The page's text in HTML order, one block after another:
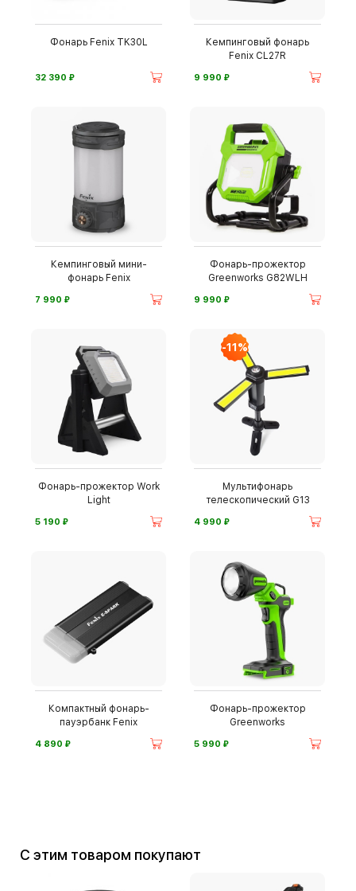
Фонарь Fenix TK30L
32 390 ⃏
Кемпинговый фонарь
Fenix CL27R
9 990 ⃏
Кемпинговый мини-
фонарь Fenix
7 990 ⃏
Фонарь-прожектор
Greenworks G82WLH
9 990 ⃏
Фонарь-прожектор Work
Light
5 190 ⃏
-11%
Мультифонарь
телескопический G13
4 990 ⃏
Компактный фонарь-
пауэрбанк Fenix
4 890 ⃏
Фонарь-прожектор
Greenworks
5 990 ⃏
С этим товаром покупают